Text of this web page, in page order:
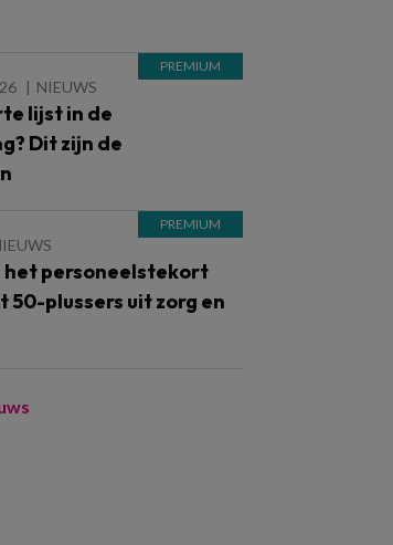
NIEUWS
lijst in de
Dit zijn de
het personeelstekort
50-plussers uit zorg en